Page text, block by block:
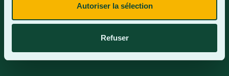
Autoriser la sélection
Refuser